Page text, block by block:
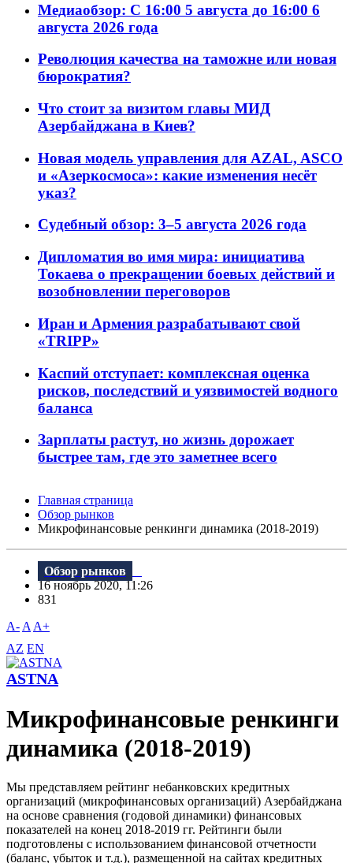
Медиаобзор: С 16:00 5 августа до 16:00 6
августа 2026 года
Революция качества на таможне или новая
бюрократия?
Что стоит за визитом главы МИД
Азербайджана в Киев?
Новая модель управления для AZAL, ASCO
и «Азеркосмоса»: какие изменения несёт
указ?
Судебный обзор: 3–5 августа 2026 года
Дипломатия во имя мира: инициатива
Токаева о прекращении боевых действий и
возобновлении переговоров
Иран и Армения разрабатывают свой
«TRIPP»
Каспий отступает: комплексная оценка
рисков, последствий и уязвимостей водного
баланса
Зарплаты растут, но жизнь дорожает
быстрее там, где это заметнее всего
Главная страница
Обзор рынков
Микрофинансовые ренкинги динамика (2018-2019)
Обзор рынков
16 ноябрь 2020, 11:26
831
A- A A+
AZ EN
ASTNA
Микрофинансовые ренкинги
динамика (2018-2019)
Мы представляем рейтинг небанковских кредитных
организаций (микрофинансовых организаций) Азербайджана
на основе сравнения (годовой динамики) финансовых
показателей на конец 2018-2019 гг. Рейтинги были
подготовлены с использованием финансовой отчетности
(баланс, убыток и т.д.), размещенной на сайтах кредитных